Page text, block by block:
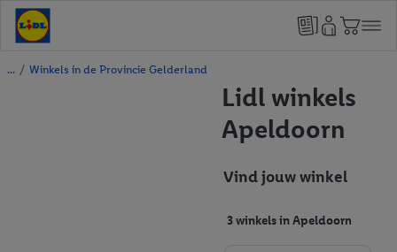
/ Winkels in de Provincie Gelderland
Lidl winkels
Apeldoorn
Vind jouw winkel
3 winkels in Apeldoorn